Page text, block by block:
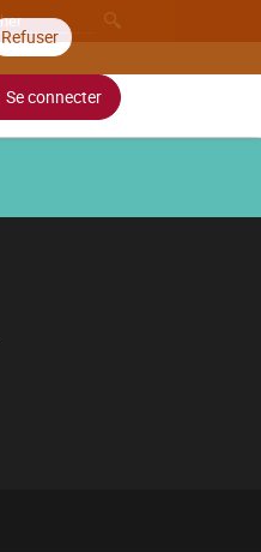
Refuser
Se connecter